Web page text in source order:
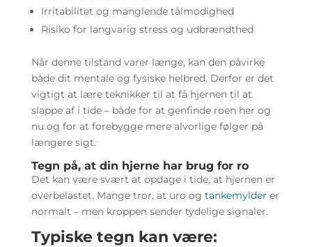
Irritabilitet og manglende tålmodighed
Risiko for langvarig stress og udbrændthed
Når denne tilstand varer længe, kan den påvirke
både dit mentale og fysiske helbred. Derfor er det
vigtigt at lære teknikker til at få hjernen til at
slappe af i tide – både for at genfinde roen her og
nu og for at forebygge mere alvorlige følger på
længere sigt.
Tegn på, at din hjerne har brug for ro
Det kan være svært at opdage i tide, at hjernen er
overbelastet. Mange tror, at uro og tankemylder er
normalt – men kroppen sender tydelige signaler.
Typiske tegn kan være: